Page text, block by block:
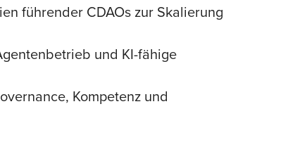
führender CDAOs zur Skalierung
und KI-fähige
Kompetenz und